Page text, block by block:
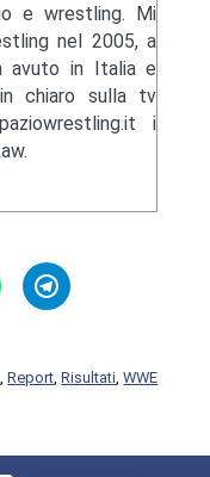
e wrestling. Mi
nel 2005, a
avuto in Italia e
chiaro sulla tv
i
,Report ,Risultati ,WWE